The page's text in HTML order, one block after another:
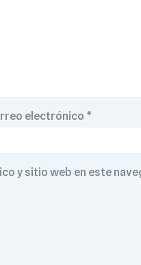
electrónico *
y sitio web en este